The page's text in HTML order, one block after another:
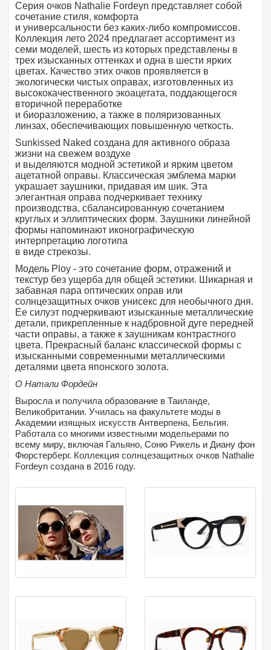
Серия очков Nathalie Fordeyn представляет собой
сочетание стиля, комфорта
и универсальности без каких-либо компромиссов.
Коллекция лето 2024 предлагает ассортимент из
семи моделей, шесть из которых представлены в
трех изысканных оттенках и одна в шести ярких
цветах. Качество этих очков проявляется в
экологически чистых оправах, изготовленных из
высококачественного экоацетата, поддающегося
вторичной переработке
и биоразложению, а также в поляризованных
линзах, обеспечивающих повышенную четкость.
Sunkissed Naked создана для активного образа
жизни на свежем воздухе
и выделяются модной эстетикой и ярким цветом
ацетатной оправы. Классическая эмблема марки
украшает заушники, придавая им шик. Эта
элегантная оправа подчеркивает технику
производства, сбалансированную сочетанием
круглых и эллиптических форм. Заушники линейной
формы напоминают иконографическую
интерпретацию логотипа
в виде стрекозы.
Модель Ploy - это сочетание форм, отражений и
текстур без ущерба для общей эстетики. Шикарная и
забавная пара оптических оправ или
солнцезащитных очков унисекс для необычного дня.
Ее силуэт подчеркивают изысканные металлические
детали, прикрепленные к надбровной дуге передней
части оправы, а также к заушникам контрастного
цвета. Прекрасный баланс классической формы с
изысканными современными металлическими
деталями цвета японского золота.
О Натали Фордейн
Выросла и получила образование в Таиланде,
Великобритании. Училась на факультете моды в
Академии изящных искусств Антверпена, Бельгия.
Работала со многими известными модельерами по
всему миру, включая Гальяно, Соню Рикель и Диану фон
Фюрстерберг. Коллекция солнцезащитных очков Nathalie
Fordeyn создана в 2016 году.